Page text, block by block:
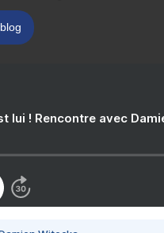
lui ! Rencontre avec